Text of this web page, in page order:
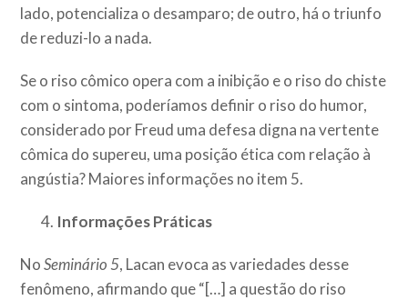
lado, potencializa o desamparo; de outro, há o triunfo
de reduzi-lo a nada.
Se o riso cômico opera com a inibição e o riso do chiste
com o sintoma, poderíamos definir o riso do humor,
considerado por Freud uma defesa digna na vertente
cômica do supereu, uma posição ética com relação à
angústia? Maiores informações no item 5.
Informações Práticas
NoSeminário 5, Lacan evoca as variedades desse
fenômeno, afirmando que “[…] a questão do riso